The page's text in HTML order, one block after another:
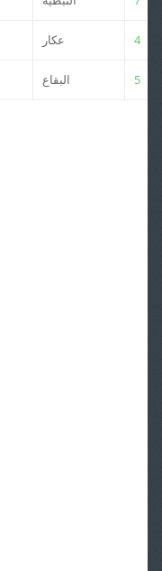
عكار 4
البقاع 5